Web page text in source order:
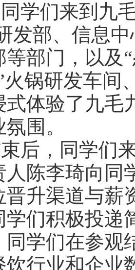
学们来到九
发部、信息
等部门，以及
火锅研发车间
式体验了九毛
围。
后，同学们
人陈李琦向同
晋升渠道与薪
学们积极投递
同学们在参观
饮行业和企业